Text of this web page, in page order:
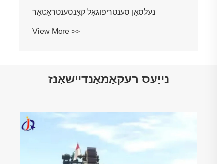
נייַעס רעקאַמאַנדיישאַנז
גאָלד וואַשינג פּלאַנט - די יקערדיק נעקסוס פון
פּלאַסער גאָלד רעקאָווערי